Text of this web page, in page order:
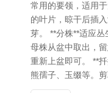
常用的要领，适用
的叶片，晾干后插
芽。 **分株**适应
母株从盆中取出，
重新上盆即可。 **
熊孺子、玉缀等。